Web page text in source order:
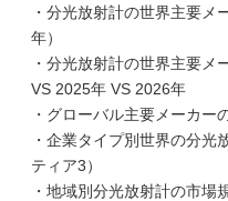
・分光放射計の世界主要
年）
・分光放射計の世界主要
VS 2025年 VS 2026年
・グローバル主要メーカー
・企業タイプ別世界の分光
ティア3）
・地域別分光放射計の市